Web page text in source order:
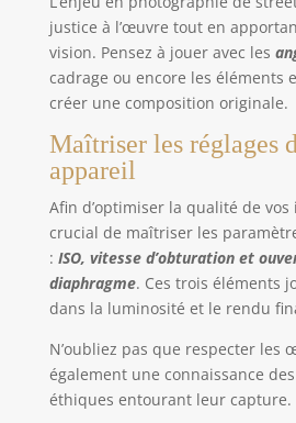
justice à l’œuvre tout en
vision. Pensez à jouer avec les
cadrage ou encore les éléments
créer une composition originale.
Maîtriser les réglages
appareil
Afin d’optimiser la qualité de vos
crucial de maîtriser les
: ISO, vitesse d’obturation et
diaphragme. Ces trois éléments
dans la luminosité et le rendu
N’oubliez pas que respecter les
également une connaissance
éthiques entourant leur capture.